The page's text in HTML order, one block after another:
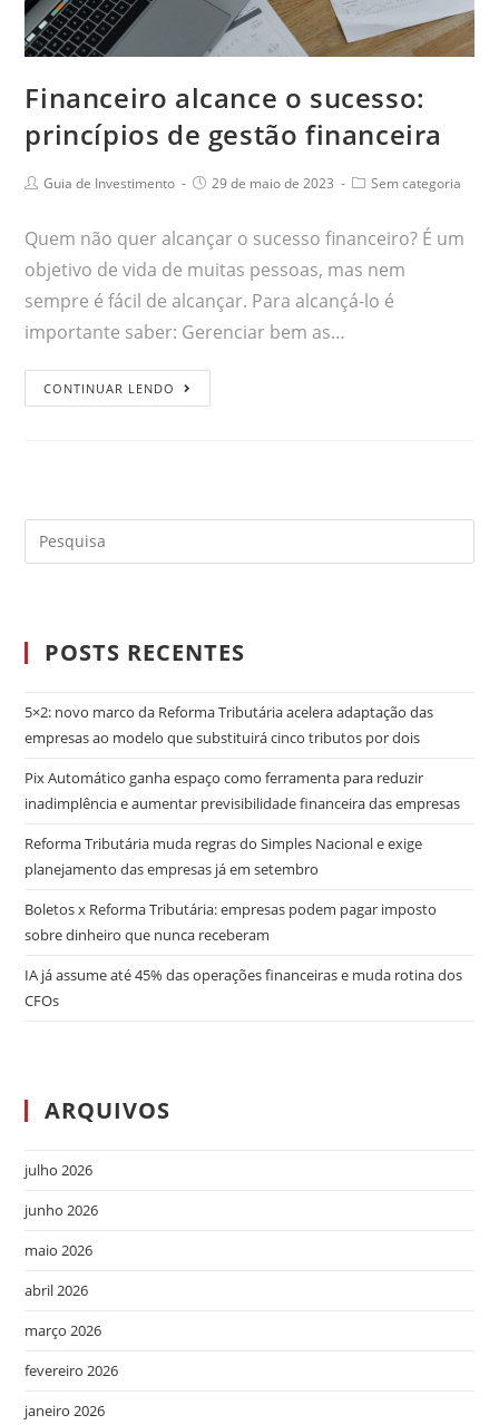
Financeiro alcance o sucesso:
princípios de gestão financeira
Guia de Investimento 29 de maio de 2023 Sem categoria
Quem não quer alcançar o sucesso financeiro? É um
objetivo de vida de muitas pessoas, mas nem
sempre é fácil de alcançar. Para alcançá-lo é
importante saber: Gerenciar bem as…
CONTINUAR LENDO
POSTS RECENTES
5×2: novo marco da Reforma Tributária acelera adaptação das
empresas ao modelo que substituirá cinco tributos por dois
Pix Automático ganha espaço como ferramenta para reduzir
inadimplência e aumentar previsibilidade financeira das empresas
Reforma Tributária muda regras do Simples Nacional e exige
planejamento das empresas já em setembro
Boletos x Reforma Tributária: empresas podem pagar imposto
sobre dinheiro que nunca receberam
IA já assume até 45% das operações financeiras e muda rotina dos
CFOs
ARQUIVOS
julho 2026
junho 2026
maio 2026
abril 2026
março 2026
fevereiro 2026
janeiro 2026